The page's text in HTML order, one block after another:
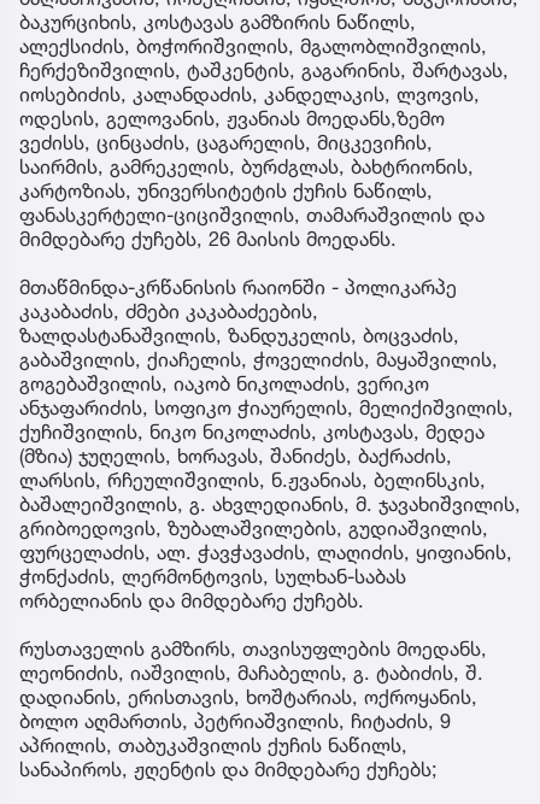
ბაკურციხის, კოსტავას გამზირის ნაწილს,
ალექსიძის, ბოჭორიშვილის, მგალობლიშვილის,
ჩერქეზიშვილის, ტაშკენტის, გაგარინის, შარტავას,
იოსებიძის, კალანდაძის, კანდელაკის, ლვოვის,
ოდესის, გელოვანის, ჟვანიას მოედანს,ზემო
ვეძისს, ცინცაძის, ცაგარელის, მიცკევიჩის,
საირმის, გამრეკელის, ბურძგლას, ბახტრიონის,
კარტოზიას, უნივერსიტეტის ქუჩის ნაწილს,
ფანასკერტელი-ციციშვილის, თამარაშვილის და
მიმდებარე ქუჩებს, 26 მაისის მოედანს.
მთაწმინდა-კრწანისის რაიონში - პოლიკარპე
კაკაბაძის, ძმები კაკაბაძეების,
ზალდასტანაშვილის, ზანდუკელის, ბოცვაძის,
გაბაშვილის, ქიაჩელის, ჭოველიძის, მაყაშვილის,
გოგებაშვილის, იაკობ ნიკოლაძის, ვერიკო
ანჯაფარიძის, სოფიკო ჭიაურელის, მელიქიშვილის,
ქუჩიშვილის, ნიკო ნიკოლაძის, კოსტავას, მედეა
(მზია) ჯუღელის, ხორავას, შანიძეს, ბაქრაძის,
ლარსის, რჩეულიშვილის, ნ.ჟვანიას, ბელინსკის,
ბაშალეიშვილის, გ. ახვლედიანის, მ. ჯავახიშვილის,
გრიბოედოვის, ზუბალაშვილების, გუდიაშვილის,
ფურცელაძის, ალ. ჭავჭავაძის, ლაღიძის, ყიფიანის,
ჭონქაძის, ლერმონტოვის, სულხან-საბას
ორბელიანის და მიმდებარე ქუჩებს.
რუსთაველის გამზირს, თავისუფლების მოედანს,
ლეონიძის, იაშვილის, მაჩაბელის, გ. ტაბიძის, შ.
დადიანის, ერისთავის, ხოშტარიას, ოქროყანის,
ბოლო აღმართის, პეტრიაშვილის, ჩიტაძის, 9
აპრილის, თაბუკაშვილის ქუჩის ნაწილს,
სანაპიროს, ჟღენტის და მიმდებარე ქუჩებს;